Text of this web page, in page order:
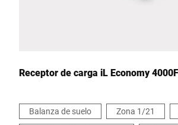
Receptor de carga iL Economy
Balanza de suelo Zona 1/21